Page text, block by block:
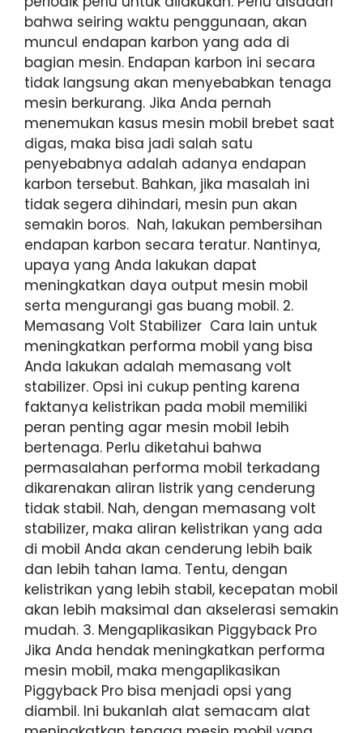
bahwa seiring waktu penggunaan, akan
muncul endapan karbon yang ada di
bagian mesin. Endapan karbon ini secara
tidak langsung akan menyebabkan tenaga
mesin berkurang. Jika Anda pernah
menemukan kasus mesin mobil brebet saat
digas, maka bisa jadi salah satu
penyebabnya adalah adanya endapan
karbon tersebut. Bahkan, jika masalah ini
tidak segera dihindari, mesin pun akan
semakin boros. Nah, lakukan pembersihan
endapan karbon secara teratur. Nantinya,
upaya yang Anda lakukan dapat
meningkatkan daya output mesin mobil
serta mengurangi gas buang mobil. 2.
Memasang Volt Stabilizer Cara lain untuk
meningkatkan performa mobil yang bisa
Anda lakukan adalah memasang volt
stabilizer. Opsi ini cukup penting karena
faktanya kelistrikan pada mobil memiliki
peran penting agar mesin mobil lebih
bertenaga. Perlu diketahui bahwa
permasalahan performa mobil terkadang
dikarenakan aliran listrik yang cenderung
tidak stabil. Nah, dengan memasang volt
stabilizer, maka aliran kelistrikan yang ada
di mobil Anda akan cenderung lebih baik
dan lebih tahan lama. Tentu, dengan
kelistrikan yang lebih stabil, kecepatan mobil
akan lebih maksimal dan akselerasi semakin
mudah. 3. Mengaplikasikan Piggyback Pro
Jika Anda hendak meningkatkan performa
mesin mobil, maka mengaplikasikan
Piggyback Pro bisa menjadi opsi yang
diambil. Ini bukanlah alat semacam alat